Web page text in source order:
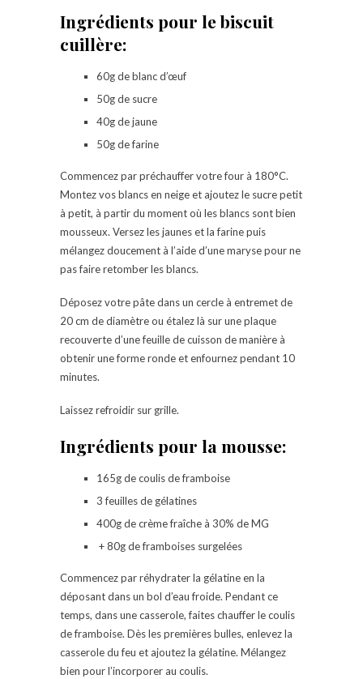
Ingrédients pour le biscuit
cuillère:
60g de blanc d’œuf
50g de sucre
40g de jaune
50g de farine
Commencez par préchauffer votre four à 180°C.
Montez vos blancs en neige et ajoutez le sucre petit
à petit, à partir du moment où les blancs sont bien
mousseux. Versez les jaunes et la farine puis
mélangez doucement à l’aide d’une maryse pour ne
pas faire retomber les blancs.
Déposez votre pâte dans un cercle à entremet de
20 cm de diamètre ou étalez là sur une plaque
recouverte d’une feuille de cuisson de manière à
obtenir une forme ronde et enfournez pendant 10
minutes.
Laissez refroidir sur grille.
Ingrédients pour la mousse:
165g de coulis de framboise
3 feuilles de gélatines
400g de crème fraîche à 30% de MG
+ 80g de framboises surgelées
Commencez par réhydrater la gélatine en la
déposant dans un bol d’eau froide. Pendant ce
temps, dans une casserole, faites chauffer le coulis
de framboise. Dès les premières bulles, enlevez la
casserole du feu et ajoutez la gélatine. Mélangez
bien pour l’incorporer au coulis.